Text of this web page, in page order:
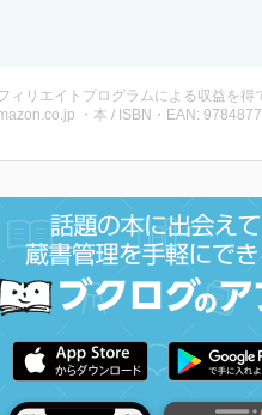
ィリエイトプログラムによる収益を得
・本 / ISBN・EAN: